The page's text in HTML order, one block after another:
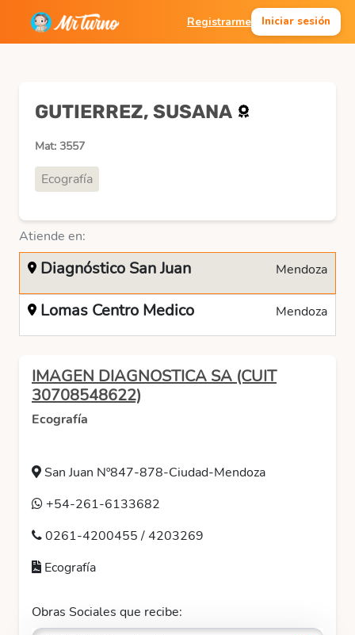
Registrarme Iniciar sesión
GUTIERREZ, SUSANA
Mat: 3557
Ecografía
Atiende en:
Diagnóstico San Juan Mendoza
Lomas Centro Medico Mendoza
IMAGEN DIAGNOSTICA SA (CUIT
30708548622)
Ecografía
San Juan Nº847-878-Ciudad-Mendoza
+54-261-6133682
0261-4200455 / 4203269
Ecografía
Obras Sociales que recibe: